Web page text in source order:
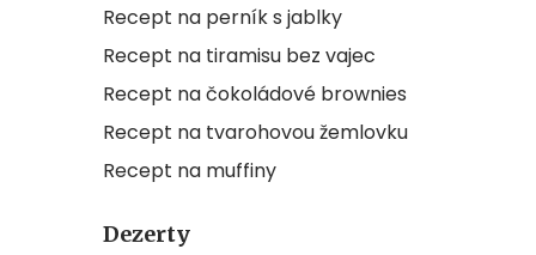
Recept na perník s jablky
Recept na tiramisu bez vajec
Recept na čokoládové brownies
Recept na tvarohovou žemlovku
Recept na muffiny
Dezerty